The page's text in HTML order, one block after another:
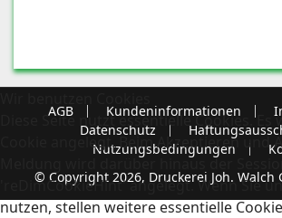
AGB Kundeninformationen
Datenschutz
Nutzungsbedingungen
© Copyright 2026, Druckerei Joh. Walch
Diese Seite nutzt essentielle Cookies. Es
Cookie angelegt. Beim Akzeptieren und
Meldung wird darüber hinaus der
'reDimCookieHint' angelegt. Wenn Sie
nutzen, stellen weitere essentielle